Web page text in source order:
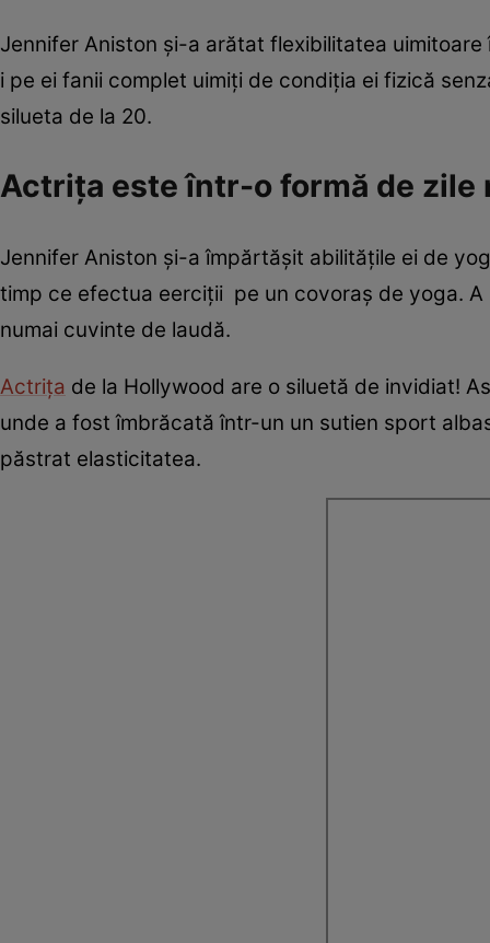
Jennifer Aniston și-a arătat flexibilitatea
i pe ei fanii complet uimiți de condiția ei fizică
silueta de la 20.
Actrița este într-o formă de zile
Jennifer Aniston și-a împărtășit abilitățile ei de
timp ce efectua eerciții pe un covoraș de yoga.
numai cuvinte de laudă.
Actrița de la Hollywood are o siluetă de invidiat!
unde a fost îmbrăcată într-un un sutien sport
păstrat elasticitatea.